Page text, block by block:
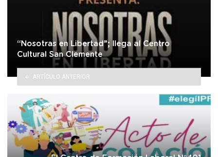
“Nosotras en Libertad”; llega al Centro
Cultural San Clemente
ARTÍCULO ANTERIOR